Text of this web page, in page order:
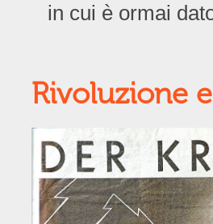
in cui è ormai
Rivoluzione